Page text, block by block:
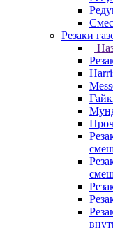
Резаки